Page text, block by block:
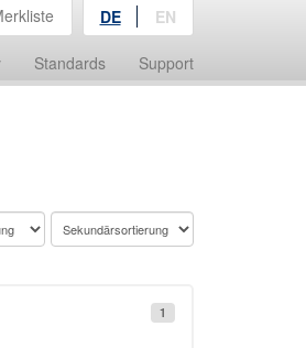
Standards Support
DE EN
1